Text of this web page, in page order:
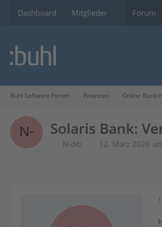
Dashboard Mitglieder Forum
Buhl Software Forum Finanzen Online-
Solaris Bank:
N-dib 12. März 2026